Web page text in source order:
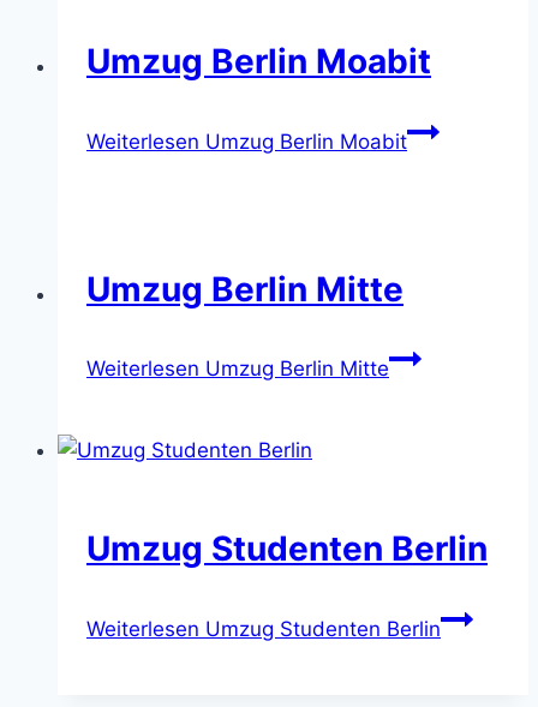
Umzug Berlin Moabit
Weiterlesen Umzug Berlin Moabit
Umzug Berlin Mitte
Weiterlesen Umzug Berlin Mitte
Umzug Studenten Berlin
Weiterlesen Umzug Studenten Berlin